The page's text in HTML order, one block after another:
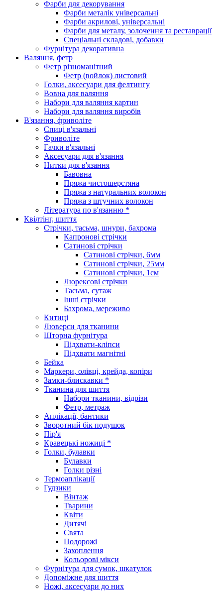
Фарби для декорування
Фарби металік універсальні
Фарби акрилові, універсальні
Фарби для металу, золочення та реставрації
Спеціальні складові, добавки
Фурнітура декоративна
Валяння, фетр
Фетр різноманітний
Фетр (войлок) листовий
Голки, аксесуари для фелтингу
Вовна для валяння
Набори для валяння картин
Набори для валяння виробів
В'язання, фриволіте
Спиці в'язальні
Фриволіте
Гачки в'язальні
Аксесуари для в'язання
Нитки для в'язання
Бавовна
Пряжа чистошерстяна
Пряжа з натуральних волокон
Пряжа з штучних волокон
Література по в'язанню *
Квілтінг, шиття
Стрічки, тасьма, шнури, бахрома
Капронові стрічки
Сатинові стрічки
Сатинові стрічки, 6мм
Сатинові стрічки, 25мм
Сатинові стрічки, 1см
Люрексові стрічки
Тасьма, сутаж
Інші стрічки
Бахрома, мереживо
Китиці
Люверси для тканини
Шторна фурнітура
Підхвати-кліпси
Підхвати магнітні
Бейка
Маркери, олівці, крейда, копіри
Замки-блискавки *
Тканина для шиття
Набори тканини, відрізи
Фетр, метраж
Аплікації, бантики
Зворотний бік подушок
Пір'я
Кравецькі ножиці *
Голки, булавки
Булавки
Голки різні
Термоаплікації
Гудзики
Вінтаж
Тварини
Квіти
Дитячі
Свята
Подорожі
Захоплення
Кольорові мікси
Фурнітура для сумок, шкатулок
Допоміжне для шиття
Ножі, аксесуари до них